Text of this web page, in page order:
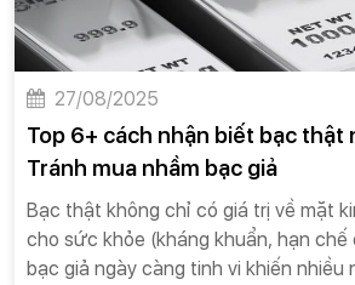
27/08/2025
Top 6+ cách nhận biết bạc thật
Tránh mua nhầm bạc giả
Bạc thật không chỉ có giá trị về mặt
cho sức khỏe (kháng khuẩn, hạn chế
bạc giả ngày càng tinh vi khiến nhiều